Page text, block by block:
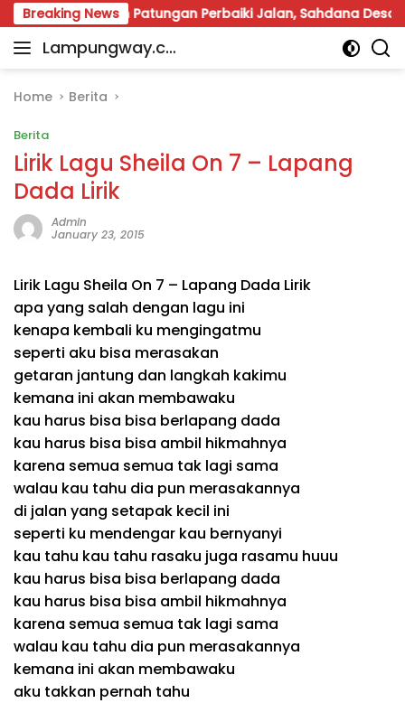
Skip
to
content
Breaking News
Way Kanan Patungan Perbaiki Jalan, Sahdana Desak
Lampungway.co
Portal
Daerah
Terpercaya
dan
Terupdate
Home Berita
Berita
Lirik Lagu Sheila On 7 – Lapang
Dada Lirik
Admin
January 23, 2015
Lirik Lagu Sheila On 7 – Lapang Dada Lirik
apa yang salah dengan lagu ini
kenapa kembali ku mengingatmu
seperti aku bisa merasakan
getaran jantung dan langkah kakimu
kemana ini akan membawaku
kau harus bisa bisa berlapang dada
kau harus bisa bisa ambil hikmahnya
karena semua semua tak lagi sama
walau kau tahu dia pun merasakannya
di jalan yang setapak kecil ini
seperti ku mendengar kau bernyanyi
kau tahu kau tahu rasaku juga rasamu huuu
kau harus bisa bisa berlapang dada
kau harus bisa bisa ambil hikmahnya
karena semua semua tak lagi sama
walau kau tahu dia pun merasakannya
kemana ini akan membawaku
aku takkan pernah tahu